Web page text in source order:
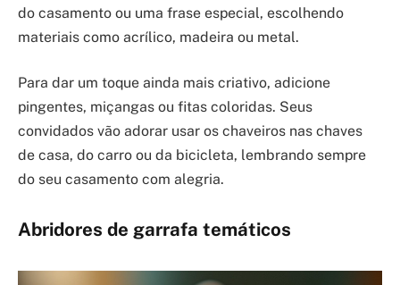
do casamento ou uma frase especial, escolhendo
materiais como acrílico, madeira ou metal.
Para dar um toque ainda mais criativo, adicione
pingentes, miçangas ou fitas coloridas. Seus
convidados vão adorar usar os chaveiros nas chaves
de casa, do carro ou da bicicleta, lembrando sempre
do seu casamento com alegria.
Abridores de garrafa temáticos